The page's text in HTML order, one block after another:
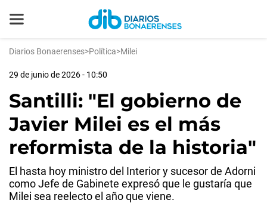
Diarios Bonaerenses>Política>Milei
29 de junio de 2026 - 10:50
Santilli: "El gobierno de
Javier Milei es el más
reformista de la historia"
El hasta hoy ministro del Interior y sucesor de Adorni
como Jefe de Gabinete expresó que le gustaría que
Milei sea reelecto el año que viene.